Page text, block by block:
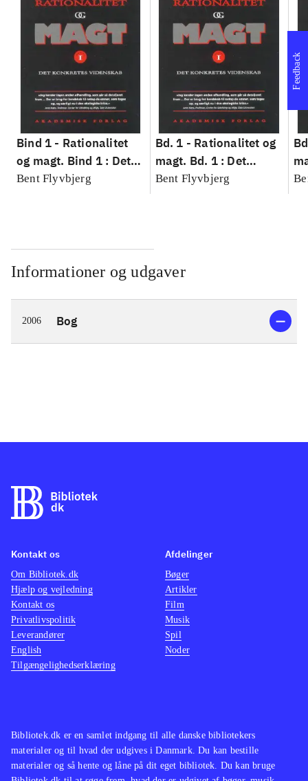
Bind 1 - Rationalitet
og magt. Bind 1 : Det
konkretes videnskab
Bent Flyvbjerg
Bd. 1 - Rationalitet og
magt. Bd. 1 : Det
konkretes videnskab
Bent Flyvbjerg
Informationer og udgaver
2006 Bog
Feedback
Bibliotek.dk er en samlet indgang til alle danske bibliotekers
materialer og til hvad der udgives i Danmark. Du kan bestille
materialer og så hente og låne på dit eget bibliotek. Du kan bruge
Kontakt os
Om Bibliotek.dk
Hjælp og vejledning
Kontakt os
Privatlivspolitik
Leverandører
English
Tilgængelighedserklæring
Afdelinger
Bøger
Artikler
Film
Musik
Spil
Noder